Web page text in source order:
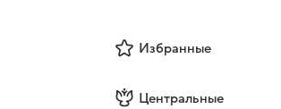
Избранные
Центральные